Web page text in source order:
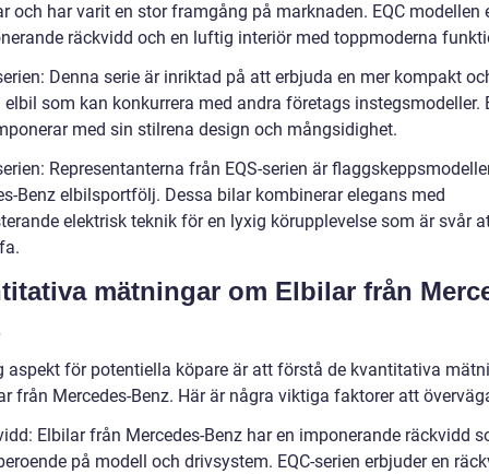
och har varit en stor framgång på marknaden. EQC modellen
räckvidd och en luftig interiör med toppmoderna
Denna serie är inriktad på att erbjuda en mer kompakt
som kan konkurrera med andra företags instegsmodeller.
med sin stilrena design och mångsidighet.
Representanterna från EQS-serien är
Benz elbilsportfölj. Dessa bilar kombinerar elegans med
elektrisk teknik för en lyxig körupplevelse som är svår
mätningar om Elbilar från
aspekt för potentiella köpare är att förstå de kvantitativa
från Mercedes-Benz. Här är några viktiga faktorer att
Elbilar från Mercedes-Benz har en imponerande räckvidd
på modell och drivsystem. EQC-serien erbjuder en